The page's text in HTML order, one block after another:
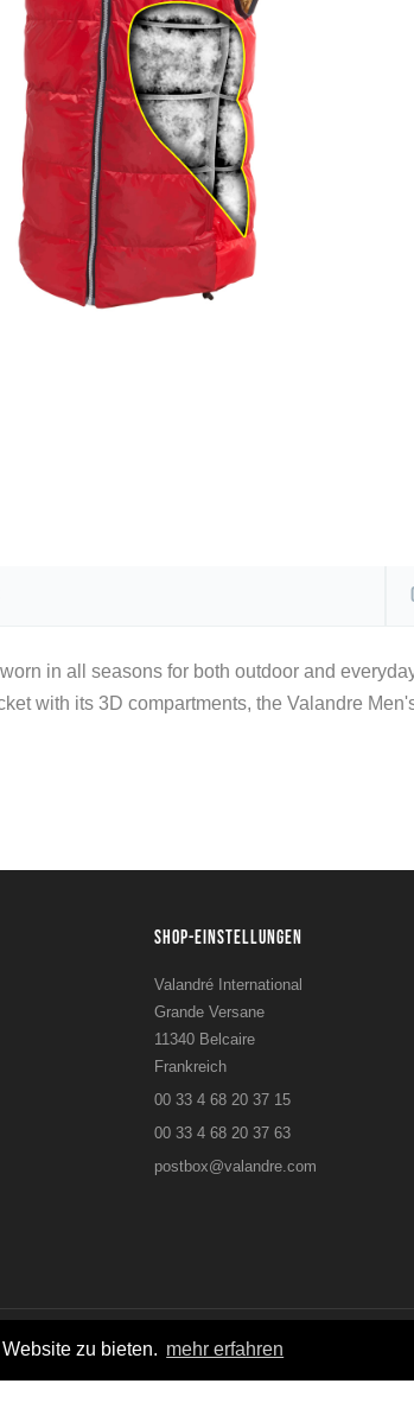
zu bieten. mehr erfahren
in all seasons for both outdoor and
with its 3D compartments, the Valandre
SHOP-EINSTELLUNGEN
Valandré International
Grande Versane
11340 Belcaire
Frankreich
00 33 4 68 20 37 15
00 33 4 68 20 37 63
postbox@valandre.com